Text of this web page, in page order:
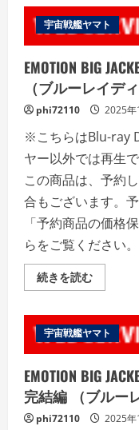
さ
い
宇
宙
戦
艦
マ
ト
新
た
な
旅
立
ち
（ブ
ル
レ
イ
デ
ィ
ス
の
詳
細
ご
覧
く
だ
さ
い
宇宙戦艦ヤマト
EMOTION BIG
（ブルーレイデ
phi72110 2025年
※こちらはBlu-ray
ヤー以外では再生
この商品は、予約
合もございます。
「予約商品の価格
らをご覧ください。
続きを読むEMOTION
BIG
マ
ト
よ
遠
に
（ブ
ル
ー
宇宙戦艦ヤマト
EMOTION BIG
完結編 （ブルー
phi72110 2025年